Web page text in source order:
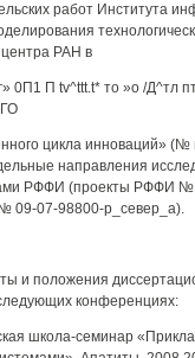
работ Института
центра РАН в
0П1 П tv^ttt.t* то »о /Д^тл
цикла инноваций» (№
направления
РФФИ (проекты РФФИ
09-07-98800-р_север_а).
и положения
конференциях:
школа-семинар